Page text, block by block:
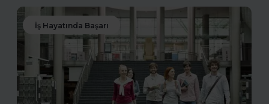
İş Hayatında Başarı